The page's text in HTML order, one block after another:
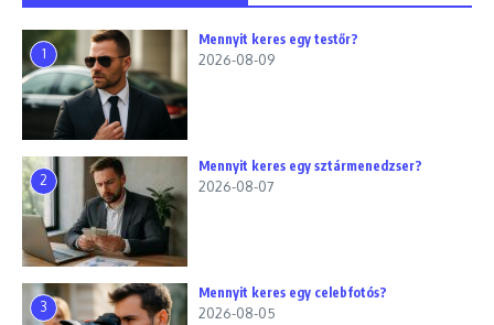
1
Mennyit keres egy testőr?
2026-08-09
2
Mennyit keres egy sztármenedzser?
2026-08-07
3
Mennyit keres egy celebfotós?
2026-08-05